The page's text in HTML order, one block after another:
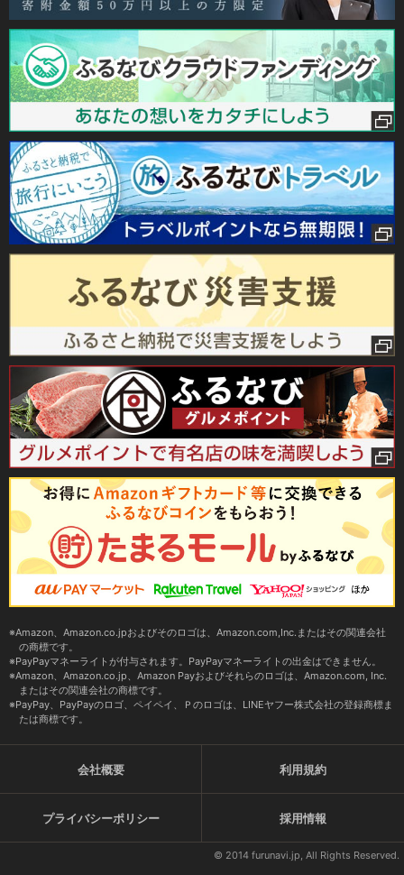
Amazon、Amazon.co.jpおよびそのロゴは、Amazon.com,Inc.またはその関連会社
の商標です。
PayPayマネーライトが付与されます。PayPayマネーライトの出金はできません。
Amazon、Amazon.co.jp、Amazon Payおよびそれらのロゴは、Amazon.com, Inc.
またはその関連会社の商標です。
PayPay、PayPayのロゴ、ペイペイ、Ｐのロゴは、LINEヤフー株式会社の登録商標ま
たは商標です。
会社概要 利用規約
プライバシーポリシー 採用情報
© 2014 furunavi.jp, All Rights Reserved.